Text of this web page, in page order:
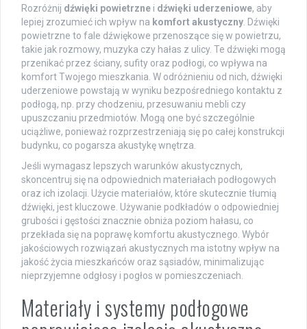
Rozróżnij dźwięki powietrzne i dźwięki uderzeniowe, aby
lepiej zrozumieć ich wpływ na komfort akustyczny. Dźwięki
powietrzne to fale dźwiękowe przenoszące się w powietrzu,
takie jak rozmowy, muzyka czy hałas z ulicy. Te dźwięki mogą
przenikać przez ściany, sufity oraz podłogi, co wpływa na
komfort Twojego mieszkania. W odróżnieniu od nich, dźwięki
uderzeniowe powstają w wyniku bezpośredniego kontaktu z
podłogą, np. przy chodzeniu, przesuwaniu mebli czy
upuszczaniu przedmiotów. Mogą one być szczególnie
uciążliwe, ponieważ rozprzestrzeniają się po całej konstrukcji
budynku, co pogarsza akustykę wnętrza.
Jeśli wymagasz lepszych warunków akustycznych,
skoncentruj się na odpowiednich materiałach podłogowych
oraz ich izolacji. Użycie materiałów, które skutecznie tłumią
dźwięki, jest kluczowe. Używanie podkładów o odpowiedniej
grubości i gęstości znacznie obniża poziom hałasu, co
przekłada się na poprawę komfortu akustycznego. Wybór
jakościowych rozwiązań akustycznych ma istotny wpływ na
jakość życia mieszkańców oraz sąsiadów, minimalizując
nieprzyjemne odgłosy i pogłos w pomieszczeniach.
Materiały i systemy podłogowe